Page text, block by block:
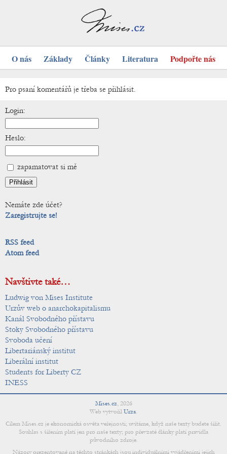
O nás Základy Články Literatura Podpořte nás
Pro psaní komentářů je třeba se přihlásit.
Login:
Heslo:
zapamatovat si mě
Nemáte zde účet?
Zaregistrujte se!
RSS feed
Atom feed
Navštivte také…
Ludwig von Mises Institute
Urzův web o anarchokapitalismu
Kanál Svobodného přístavu
Stoky Svobodného přístavu
Svoboda učení
Libertariánský institut
Liberální institut
Students for Liberty CZ
INESS
Mises.cz, 2026
Web vytvořil Urza.
Cílem Mises.cz je ekonomická osvěta veřejnosti; uvítáme, když naše texty budete šířit.
Souhlas s šířením platí jen pro naše texty; pro převzaté články platí pravidla
původního zdroje.
Názory prezentované na těchto stránkách jsou individuálními vyjádřeními jejich